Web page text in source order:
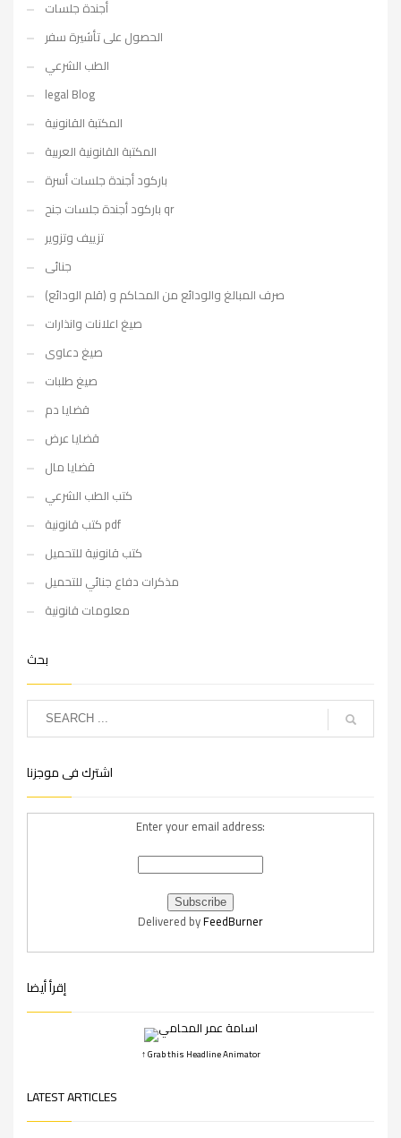
أجندة جلسات
الحصول على تأشيرة سفر
الطب الشرعي
legal Blog
المكتبة القانونية
المكتبة القانونية العربية
باركود أجندة جلسات أسرة
باركود أجندة جلسات جنح qr
تزييف وتزوير
جنائى
صرف المبالغ والودائع من المحاكم و (قلم الودائع)
صيغ اعلانات وانذارات
صيغ دعاوى
صيغ طلبات
قضايا دم
قضايا عرض
قضايا مال
كتب الطب الشرعي
كتب قانونية pdf
كتب قانونية للتحميل
مذكرات دفاع جنائي للتحميل
معلومات قانونية
بحث
اشترك فى موجزنا
Enter your email address:
Delivered byFeedBurner
إقرأ أيضا
↑ Grab this Headline Animator
LATEST ARTICLES